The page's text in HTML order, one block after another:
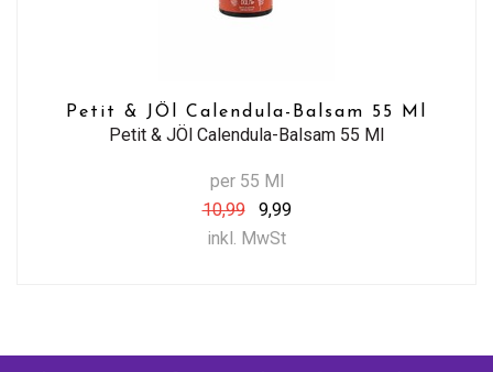
Petit & JÖl Calendula-Balsam 55 Ml
Petit & JÖl Calendula-Balsam 55 Ml
per 55 Ml
10,99
9,99
inkl. MwSt